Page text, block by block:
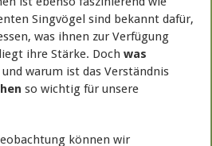
Singvögel sind bekannt dafür,
was ihnen zur Verfügung
ihre Stärke. Dochwas
und warum ist das Verständnis
so wichtig für unsere
können wir